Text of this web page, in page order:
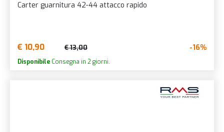
Carter guarnitura 42-44 attacco rapido
€ 10,90 € 13,00 -16%
Disponibile Consegna in 2 giorni.